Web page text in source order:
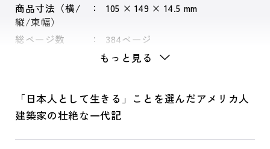
商品寸法（横/
縦/束幅）
105 × 149 × 14.5 mm
総ページ数 384ページ
もっと見る
「日本人として生きる」ことを選んだアメリカ人
建築家の壮絶な一代記